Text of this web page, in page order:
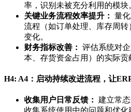
率，识别未被充分利用的模块
关键业务流程效率提升： 量
流程（如订单处理、库存周
变化。
财务指标改善： 评估系统对
本、存货资金占用）的实际贡
H4: A4：启动持续改进流程，让
收集用户日常反馈： 建立常